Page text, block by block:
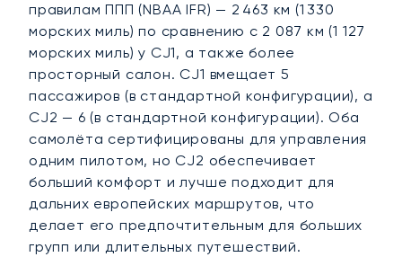
правилам ППП (NBAA IFR) — 2 463 км (1 330
морских миль) по сравнению с 2 087 км (1 127
морских миль) у CJ1, а также более
просторный салон. CJ1 вмещает 5
пассажиров (в стандартной конфигурации), а
CJ2 — 6 (в стандартной конфигурации). Оба
самолёта сертифицированы для управления
одним пилотом, но CJ2 обеспечивает
больший комфорт и лучше подходит для
дальних европейских маршрутов, что
делает его предпочтительным для больших
групп или длительных путешествий.